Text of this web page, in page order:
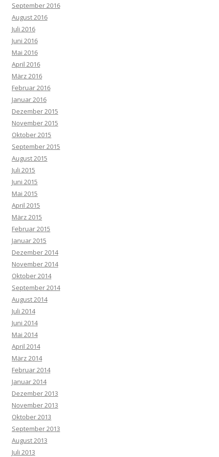
September 2016
August 2016
Juli 2016
Juni 2016
Mai 2016
April 2016
März 2016
Februar 2016
Januar 2016
Dezember 2015
November 2015
Oktober 2015
September 2015
August 2015
Juli 2015
Juni 2015
Mai 2015
April 2015
März 2015
Februar 2015
Januar 2015
Dezember 2014
November 2014
Oktober 2014
September 2014
August 2014
Juli 2014
Juni 2014
Mai 2014
April 2014
März 2014
Februar 2014
Januar 2014
Dezember 2013
November 2013
Oktober 2013
September 2013
August 2013
Juli 2013